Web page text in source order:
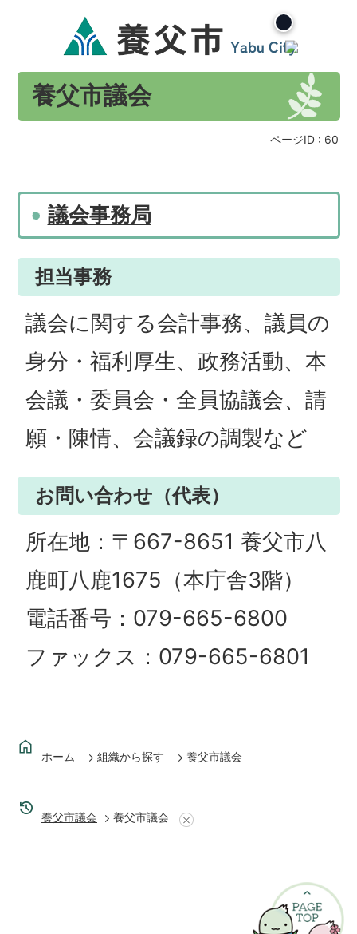
養父市議会
ページID : 60
議会事務局
担当事務
議会に関する会計事務、議員の
身分・福利厚生、政務活動、本
会議・委員会・全員協議会、請
願・陳情、会議録の調製など
お問い合わせ（代表）
所在地：〒667-8651 養父市八
鹿町八鹿1675（本庁舎3階）
電話番号：079-665-6800
ファックス：079-665-6801
ホーム 組織から探す 養父市議会
養父市議会 養父市議会